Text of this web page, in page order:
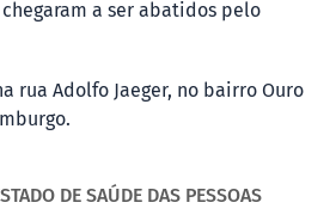
a ser abatidos pelo
rua Adolfo Jaeger, no bairro Ouro
DE SAÚDE DAS PESSOAS